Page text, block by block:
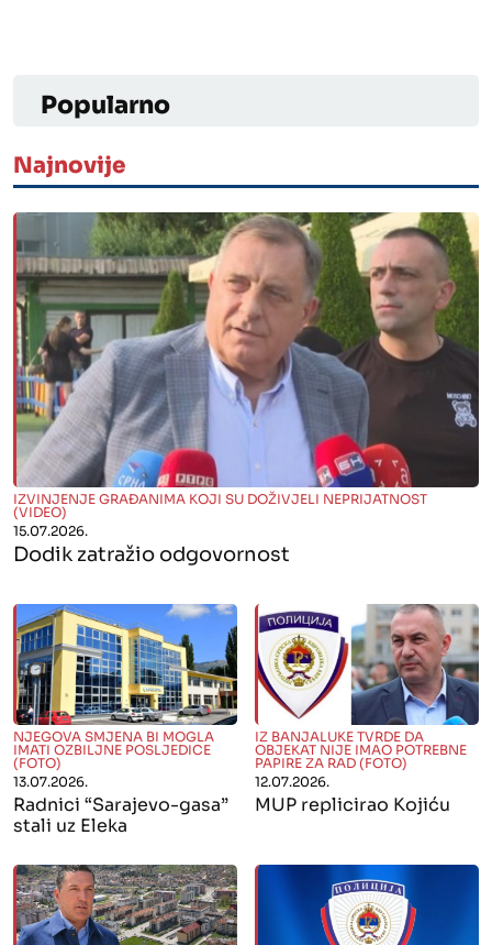
Popularno
Najnovije
" alt="">
IZVINJENJE GRAĐANIMA KOJI SU DOŽIVJELI NEPRIJATNOST
(VIDEO)
15.07.2026.
Dodik zatražio odgovornost
" alt="">
NJEGOVA SMJENA BI MOGLA
IMATI OZBILJNE POSLJEDICE
(FOTO)
13.07.2026.
Radnici “Sarajevo-gasa”
stali uz Eleka
" alt="">
IZ BANJALUKE TVRDE DA
OBJEKAT NIJE IMAO POTREBNE
PAPIRE ZA RAD (FOTO)
12.07.2026.
MUP replicirao Kojiću